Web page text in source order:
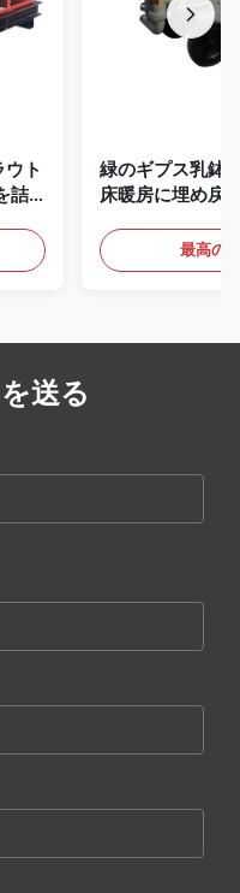
ト
詰
緑のギプス乳鉢
床暖房に埋め戻
最高の
送る